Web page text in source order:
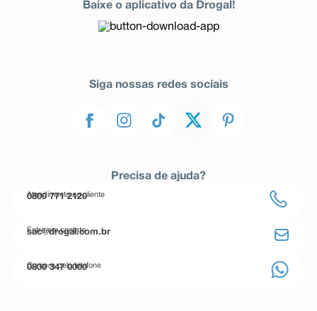
Baixe o aplicativo da Drogal!
Siga nossas redes sociais
Precisa de ajuda?
Atendimento ao cliente
0800 771 2120
Entre em contato
sac@drogal.com.br
Compre pelo telefone
0800 347 0000